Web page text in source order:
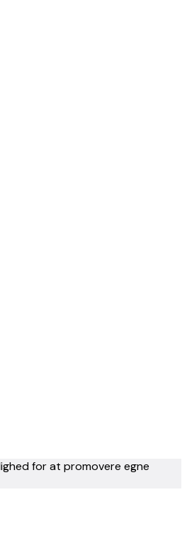
for at promovere egne